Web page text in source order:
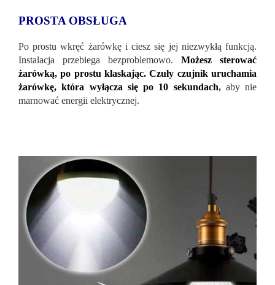
PROSTA OBSŁUGA
Po prostu wkręć żarówkę i ciesz się jej niezwykłą funkcją.
Instalacja przebiega bezproblemowo. Możesz sterować
żarówką, po prostu klaskając. Czuły czujnik uruchamia
żarówkę, która wyłącza się po 10 sekundach,aby nie
marnować energii elektrycznej.